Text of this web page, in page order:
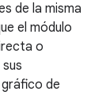
de la misma
el módulo
o
de